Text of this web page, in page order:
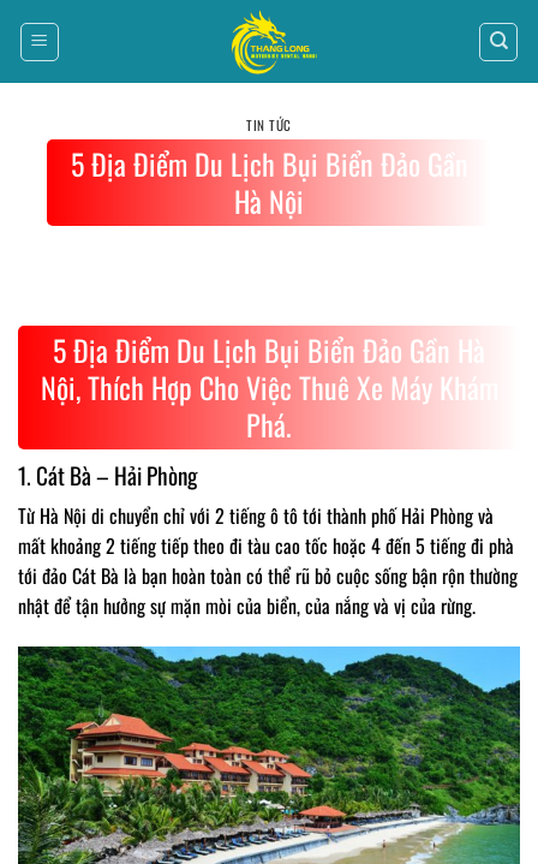
TIN TỨC
5 Địa Điểm Du Lịch Bụi Biển Đảo Gần
Hà Nội
5 Địa Điểm Du Lịch Bụi Biển Đảo Gần Hà
Nội, Thích Hợp Cho Việc Thuê Xe Máy Khám
Phá.
1. Cát Bà – Hải Phòng
Từ Hà Nội di chuyển chỉ với 2 tiếng ô tô tới thành phố Hải Phòng và
mất khoảng 2 tiếng tiếp theo đi tàu cao tốc hoặc 4 đến 5 tiếng đi phà
tới đảo Cát Bà là bạn hoàn toàn có thể rũ bỏ cuộc sống bận rộn thường
nhật để tận hưởng sự mặn mòi của biển, của nắng và vị của rừng.